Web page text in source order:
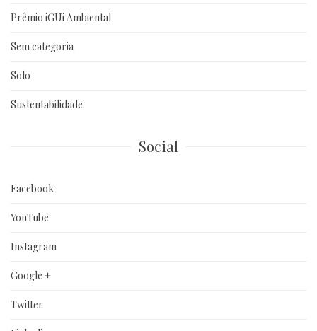
Prêmio iGUi Ambiental
Sem categoria
Solo
Sustentabilidade
Social
Facebook
YouTube
Instagram
Google +
Twitter